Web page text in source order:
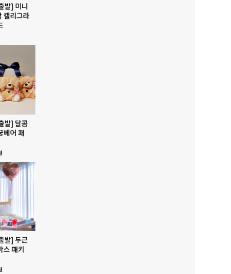
발] 미니
캘리그라
발] 달콤
베어 패
발] 두근
스 패키